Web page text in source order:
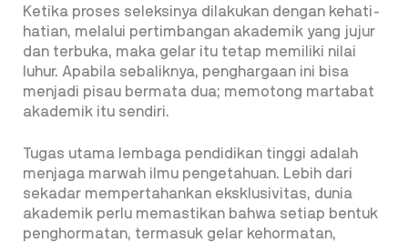
Ketika proses seleksinya dilakukan dengan kehati-
hatian, melalui pertimbangan akademik yang jujur
dan terbuka, maka gelar itu tetap memiliki nilai
luhur. Apabila sebaliknya, penghargaan ini bisa
menjadi pisau bermata dua; memotong martabat
akademik itu sendiri.
Tugas utama lembaga pendidikan tinggi adalah
menjaga marwah ilmu pengetahuan. Lebih dari
sekadar mempertahankan eksklusivitas, dunia
akademik perlu memastikan bahwa setiap bentuk
penghormatan, termasuk gelar kehormatan,